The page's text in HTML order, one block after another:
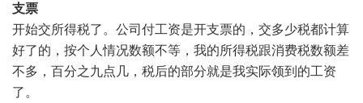
支票
开始交所得税了。公司付工资是开支票的，交多少税都计算
好了的，按个人情况数额不等，我的所得税跟消费税数额差
不多，百分之九点几，税后的部分就是我实际领到的工资
了。